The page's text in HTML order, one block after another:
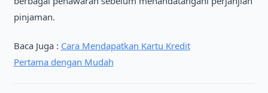
pinjaman.
Baca Juga : Cara Mendapatkan Kartu Kredit
Pertama dengan Mudah